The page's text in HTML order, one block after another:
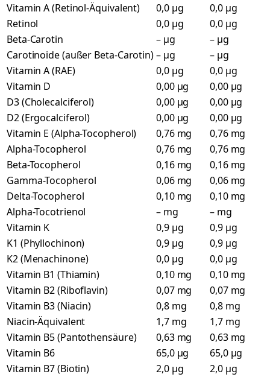
Vitamin A (Retinol-Äquivalent)
0,0 µg
0,0 µg
Retinol
0,0 µg
0,0 µg
Beta-Carotin
– µg
– µg
Carotinoide (außer Beta-Carotin)– µg
– µg
Vitamin A (RAE)
0,0 µg
0,0 µg
Vitamin D
0,00 µg
0,00 µg
D3 (Cholecalciferol)
0,00 µg
0,00 µg
D2 (Ergocalciferol)
0,00 µg
0,00 µg
Vitamin E (Alpha-Tocopherol)
0,76 mg
0,76 mg
Alpha-Tocopherol
0,76 mg
0,76 mg
Beta-Tocopherol
0,16 mg
0,16 mg
Gamma-Tocopherol
0,06 mg
0,06 mg
Delta-Tocopherol
0,10 mg
0,10 mg
Alpha-Tocotrienol
– mg
– mg
Vitamin K
0,9 µg
0,9 µg
K1 (Phyllochinon)
0,9 µg
0,9 µg
K2 (Menachinone)
0,0 µg
0,0 µg
Vitamin B1 (Thiamin)
0,10 mg
0,10 mg
Vitamin B2 (Riboflavin)
0,07 mg
0,07 mg
Vitamin B3 (Niacin)
0,8 mg
0,8 mg
Niacin-Äquivalent
1,7 mg
1,7 mg
Vitamin B5 (Pantothensäure)
0,63 mg
0,63 mg
Vitamin B6
65,0 µg
65,0 µg
Vitamin B7 (Biotin)
2,0 µg
2,0 µg